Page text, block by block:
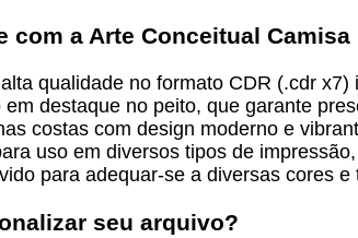
com a Arte Conceitual
qualidade no formato CDR (.cdr x7)
destaque no peito, que garante
costas com design moderno e
uso em diversos tipos de
para adequar-se a diversas cores
seu arquivo?